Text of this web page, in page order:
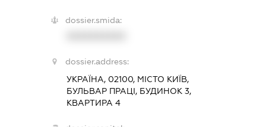
dossier.smida:
dossier.address:
УКРАЇНА, 02100, МІСТО КИЇВ,
БУЛЬВАР ПРАЦІ, БУДИНОК 3,
КВАРТИРА 4